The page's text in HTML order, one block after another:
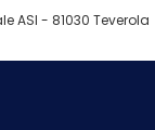
ASI - 81030 Teverola